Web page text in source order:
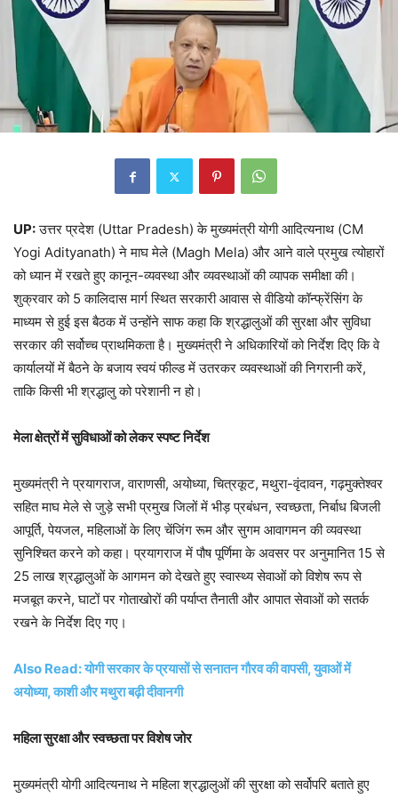
UP:उत्तर प्रदेश (Uttar Pradesh) के मुख्यमंत्री योगी आदित्यनाथ (CM
Yogi Adityanath) ने माघ मेले (Magh Mela) और आने वाले प्रमुख त्योहारों
को ध्यान में रखते हुए कानून-व्यवस्था और व्यवस्थाओं की व्यापक समीक्षा की।
शुक्रवार को 5 कालिदास मार्ग स्थित सरकारी आवास से वीडियो कॉन्फ्रेंसिंग के
माध्यम से हुई इस बैठक में उन्होंने साफ कहा कि श्रद्धालुओं की सुरक्षा और सुविधा
सरकार की सर्वोच्च प्राथमिकता है। मुख्यमंत्री ने अधिकारियों को निर्देश दिए कि वे
कार्यालयों में बैठने के बजाय स्वयं फील्ड में उतरकर व्यवस्थाओं की निगरानी करें,
ताकि किसी भी श्रद्धालु को परेशानी न हो।
मेला क्षेत्रों में सुविधाओं को लेकर स्पष्ट निर्देश
मुख्यमंत्री ने प्रयागराज, वाराणसी, अयोध्या, चित्रकूट, मथुरा-वृंदावन, गढ़मुक्तेश्वर
सहित माघ मेले से जुड़े सभी प्रमुख जिलों में भीड़ प्रबंधन, स्वच्छता, निर्बाध बिजली
आपूर्ति, पेयजल, महिलाओं के लिए चेंजिंग रूम और सुगम आवागमन की व्यवस्था
सुनिश्चित करने को कहा। प्रयागराज में पौष पूर्णिमा के अवसर पर अनुमानित 15 से
25 लाख श्रद्धालुओं के आगमन को देखते हुए स्वास्थ्य सेवाओं को विशेष रूप से
मजबूत करने, घाटों पर गोताखोरों की पर्याप्त तैनाती और आपात सेवाओं को सतर्क
रखने के निर्देश दिए गए।
Also Read: योगी सरकार के प्रयासों से सनातन गौरव की वापसी, युवाओं में
अयोध्या, काशी और मथुरा बढ़ी दीवानगी
महिला सुरक्षा और स्वच्छता पर विशेष जोर
मुख्यमंत्री योगी आदित्यनाथ ने महिला श्रद्धालुओं की सुरक्षा को सर्वोपरि बताते हुए